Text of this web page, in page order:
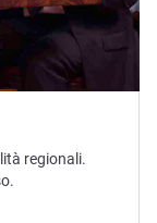
regionali.